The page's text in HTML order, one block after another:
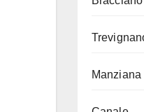
Manziana